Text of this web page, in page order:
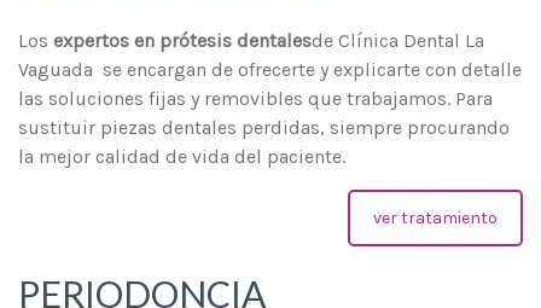
Los expertos en prótesis dentales
de Clínica Dental La
Vaguada se encargan de ofrecerte y explicarte con detalle
las soluciones fijas y removibles que trabajamos. Para
sustituir piezas dentales perdidas, siempre procurando
la mejor calidad de vida del paciente.
ver tratamiento
PERIODONCIA